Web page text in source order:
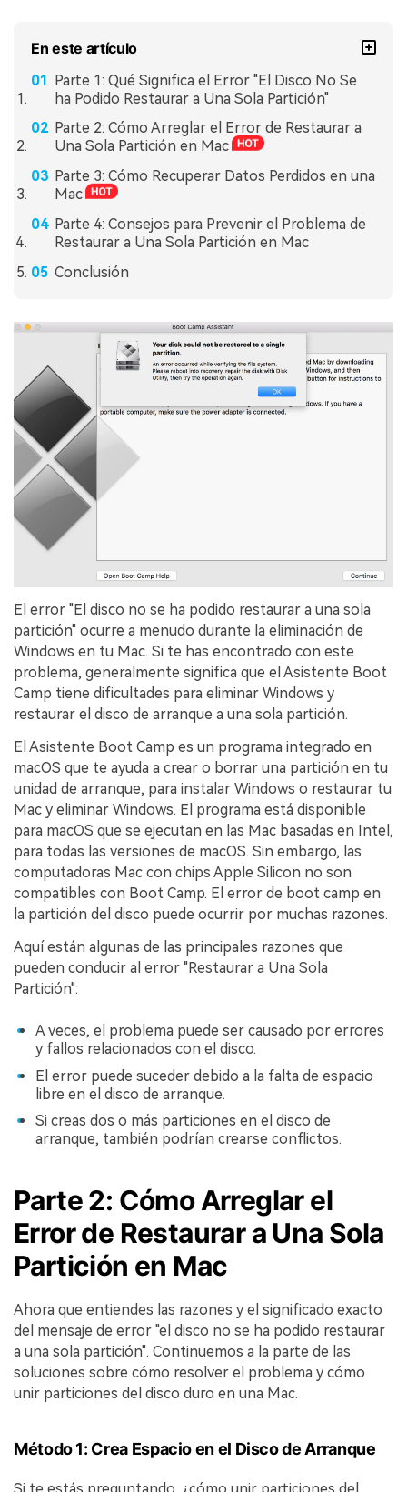
En este artículo
Parte 1: Qué Significa el Error "El Disco No Se
ha Podido Restaurar a Una Sola Partición"󠀲󠀡󠀩󠀣󠀡󠀢󠀩󠀥󠀡󠀳
Parte 2: Cómo Arreglar el Error de Restaurar a
Una Sola Partición en Mac󠀲󠀡󠀩󠀣󠀡󠀢󠀩󠀥󠀢󠀳
Parte 3: Cómo Recuperar Datos Perdidos en una
Mac󠀲󠀡󠀩󠀣󠀡󠀢󠀩󠀥󠀨󠀳
Parte 4: Consejos para Prevenir el Problema de
Restaurar a Una Sola Partición en Mac󠀲󠀡󠀩󠀣󠀡󠀢󠀩󠀦󠀠󠀳
Conclusión
El error "El disco no se ha podido restaurar a una sola
partición" ocurre a menudo durante la eliminación de
Windows en tu Mac.󠀲󠀡󠀩󠀣󠀡󠀢󠀩󠀦󠀣󠀳 Si te has encontrado con este
problema, generalmente significa que el Asistente Boot
Camp tiene dificultades para eliminar Windows y
restaurar el disco de arranque a una sola partición.󠀲󠀡󠀩󠀣󠀡󠀢󠀩󠀦󠀤󠀳
El Asistente 󠀰Boot Camp es un programa integrado en
macOS que te ayuda a crear o borrar una partición en tu
unidad de arranque, para instalar Windows o restaurar tu
Mac y eliminar Windows.󠀲󠀡󠀩󠀣󠀡󠀢󠀩󠀦󠀥󠀳󠀰 El programa está disponible
para macOS que se ejecutan en las Mac basadas en Intel,
para todas las versiones de macOS.󠀲󠀡󠀩󠀣󠀡󠀢󠀩󠀦󠀦󠀳󠀰 Sin embargo, las
computadoras Mac con chips Apple Silicon no son
compatibles con Boot Camp.󠀲󠀡󠀩󠀣󠀡󠀢󠀩󠀦󠀧󠀳󠀰 El error de boot camp en
la partición del disco puede ocurrir por muchas razones.󠀲󠀡󠀩󠀣󠀡󠀢󠀩󠀦󠀨󠀳
Aquí están algunas de las principales razones que
pueden conducir al error "Restaurar a Una Sola
Partición":󠀲󠀡󠀩󠀣󠀡󠀢󠀩󠀦󠀩󠀳
A veces, el problema puede ser causado por errores
y fallos relacionados con el disco.󠀲󠀡󠀩󠀣󠀡󠀢󠀩󠀧󠀠
El error puede suceder debido a la falta de espacio
libre en el disco de arranque.󠀲󠀡󠀩󠀣󠀡󠀢󠀩󠀧󠀡󠀳
Si creas dos o más particiones en el disco de
arranque, también podrían crearse conflictos.󠀲󠀡󠀩󠀣󠀡󠀢󠀩󠀧󠀢
Parte 2: Cómo Arreglar el
Error de Restaurar a Una Sola
Partición en Mac󠀲󠀡󠀩󠀣󠀡󠀢󠀩󠀥󠀢󠀳
Ahora que entiendes las razones y el significado exacto
del mensaje de error "el disco no se ha podido restaurar
a una sola partición".󠀲󠀡󠀩󠀣󠀡󠀢󠀩󠀧󠀤󠀳󠀰 Continuemos a la parte de las
soluciones sobre cómo resolver el problema y cómo
unir particiones del disco duro en una Mac.󠀲󠀡󠀩󠀣󠀡󠀢󠀩󠀧󠀥󠀳
Método 1: Crea Espacio en el Disco de Arranque
Si te estás preguntando, ¿cómo unir particiones del